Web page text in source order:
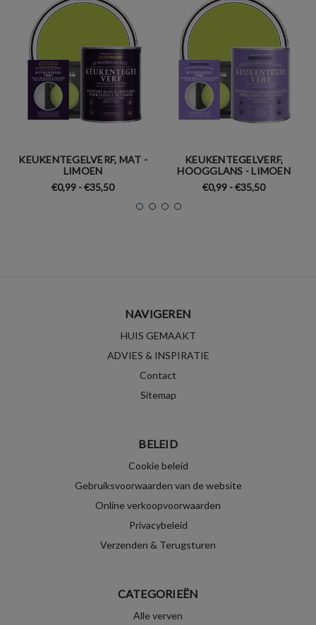
KEUKENTEGELVERF, MAT -
LIMOEN
€0,99 - €35,50
KEUKENTEGELVERF,
HOOGGLANS - LIMOEN
€0,99 - €35,50
NAVIGEREN
HUIS GEMAAKT
ADVIES & INSPIRATIE
Contact
Sitemap
BELEID
Cookie beleid
Gebruiksvoorwaarden van de website
Online verkoopvoorwaarden
Privacybeleid
Verzenden & Terugsturen
CATEGORIEËN
Alle verven